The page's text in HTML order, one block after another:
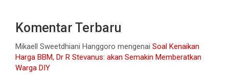
Komentar Terbaru
Mikaell Sweetdhiani Hanggoro mengenai Soal Kenaikan
Harga BBM, Dr R Stevanus: akan Semakin Memberatkan
Warga DIY